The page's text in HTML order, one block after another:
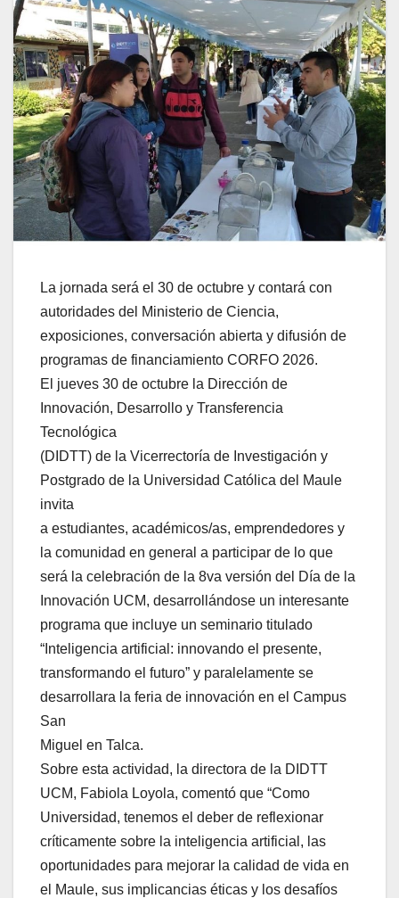
La jornada será el 30 de octubre y contará con
autoridades del Ministerio de Ciencia,
exposiciones, conversación abierta y difusión de
programas de financiamiento CORFO 2026.
El jueves 30 de octubre la Dirección de
Innovación, Desarrollo y Transferencia
Tecnológica
(DIDTT) de la Vicerrectoría de Investigación y
Postgrado de la Universidad Católica del Maule
invita
a estudiantes, académicos/as, emprendedores y
la comunidad en general a participar de lo que
será la celebración de la 8va versión del Día de la
Innovación UCM, desarrollándose un interesante
programa que incluye un seminario titulado
“Inteligencia artificial: innovando el presente,
transformando el futuro” y paralelamente se
desarrollara la feria de innovación en el Campus
San
Miguel en Talca.
Sobre esta actividad, la directora de la DIDTT
UCM, Fabiola Loyola, comentó que “Como
Universidad, tenemos el deber de reflexionar
críticamente sobre la inteligencia artificial, las
oportunidades para mejorar la calidad de vida en
el Maule, sus implicancias éticas y los desafíos